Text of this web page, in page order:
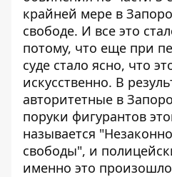
крайней мере в
свободе. И все это
потому, что еще при
суде стало ясно, что
искусственно. В
авторитетные в
поруки фигурантов
называется
свободы", и
именно это